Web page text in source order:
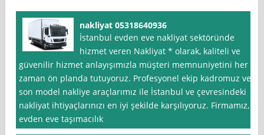
nakliyat 05318640936
İstanbul evden eve nakliyat sektöründe
hizmet veren Nakliyat * olarak, kaliteli ve
güvenilir hizmet anlayışımızla müşteri memnuniyetini her
zaman ön planda tutuyoruz. Profesyonel ekip kadromuz ve
son model nakliye araçlarımız ile İstanbul ve çevresindeki
nakliyat ihtiyaçlarınızı en iyi şekilde karşılıyoruz. Firmamız,
evden eve taşımacılık